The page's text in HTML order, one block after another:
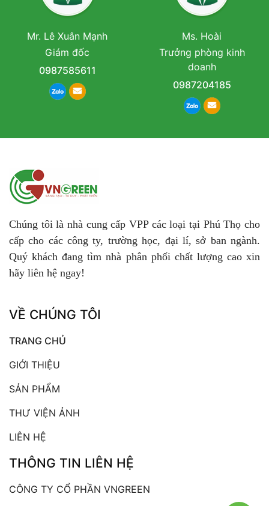
Mr. Lê Xuân Mạnh
Giám đốc
0987585611
Ms. Hoài
Trưởng phòng kinh
doanh
0987204185
Chúng tôi là nhà cung cấp VPP các loại tại Phú Thọ cho
cấp cho các công ty, trường học, đại lí, sở ban ngành.
Quý khách đang tìm nhà phân phối chất lượng cao xin
hãy liên hệ ngay!
VỀ CHÚNG TÔI
TRANG CHỦ
GIỚI THIỆU
SẢN PHẨM
THƯ VIỆN ẢNH
LIÊN HỆ
THÔNG TIN LIÊN HỆ
CÔNG TY CỔ PHẦN VNGREEN